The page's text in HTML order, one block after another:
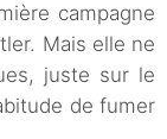
campagne
Mais elle ne
juste sur le
de fumer